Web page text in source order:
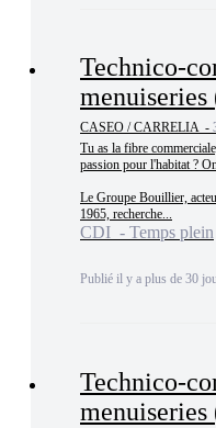
Technico-
menuiseries
CASEO / CARRELIA -
Tu as la fibre
passion pour l'habitat ?
Le Groupe Bouillier,
1965, recherche...
CDI - Temps plein
Publié il y a plus de 30
Technico-
menuiseries